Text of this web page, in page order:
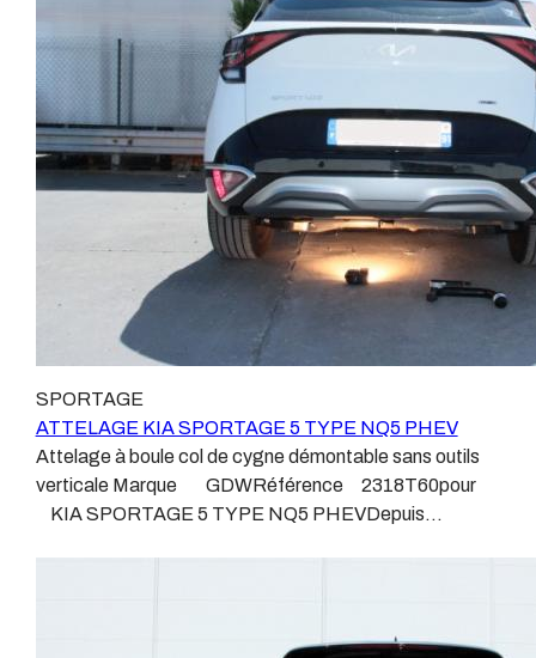
attelages fabriqués à la demande dans l’atelier, autour
d’un poste à souder et d’un étau. L’évolution technique
et la normalisation sont passées par là. Maintenant un
attelage doit être homologué, c’est le cas de tous les
produits que nous proposons, sans exception ! Nous ne
travaillons qu’avec les marques homologuées à même
d’assurer le suivi de leurs produits :ATTELAGES
WESTFALIAATTELAGES SIARRATTELAGES
BRINKATTELAGES THULEATTELAGES
BOISNIERATTELAGES GDWATTELAGES
ARAGON Le faisceau électrique est devenu le produit
le plus technique, lui aussi est soumis à normalisation et
homologation. Le faisceau est connecté à votre
véhicule, il doit être prévu à cet effet, supporter les
vibrations et les contraintes auquel il peut être soumis.
Dans certains cas le faisceau connecté modifie la
gestion des assistances à la conduite type EPS, ABS,
…. Nous n’installons (quand ils existent) que des
spécifiquement pour votre véhicule, se branchant aux
ne montons jamais de faisceau appelé : adaptable,
SPORTAGE
ATTELAGE KIA SPORTAGE 5 TYPE NQ5 PHEV
Attelage à boule col de cygne démontable sans outils
verticale Marque GDWRéférence 2318T60pour
KIA SPORTAGE 5 TYPE NQ5 PHEVDepuis